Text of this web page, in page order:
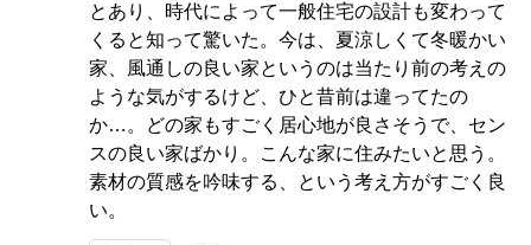
とあり、時代によって一般住宅の設計も変わって
くると知って驚いた。今は、夏涼しくて冬暖かい
家、風通しの良い家というのは当たり前の考えの
ような気がするけど、ひと昔前は違ってたの
か…。どの家もすごく居心地が良さそうで、セン
スの良い家ばかり。こんな家に住みたいと思う。
素材の質感を吟味する、という考え方がすごく良
い。